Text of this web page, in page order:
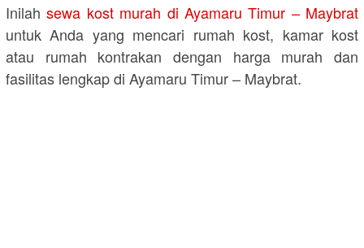
Inilahsewa kost murah di Ayamaru Timur – Maybrat
untuk Anda yang mencari rumah kost, kamar kost
atau rumah kontrakan dengan harga murah dan
fasilitas lengkap di Ayamaru Timur – Maybrat.